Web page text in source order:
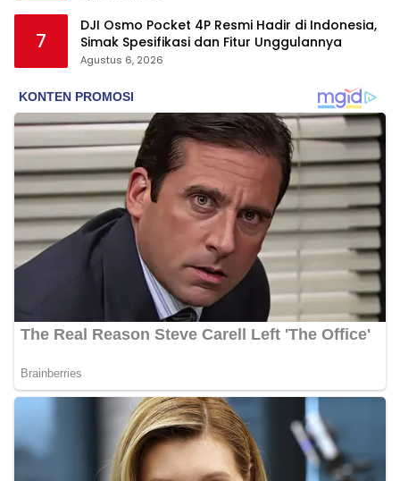
7
DJI Osmo Pocket 4P Resmi Hadir di Indonesia,
Simak Spesifikasi dan Fitur Unggulannya
Agustus 6, 2026